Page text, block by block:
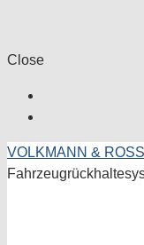
Close
VOLKMANN &